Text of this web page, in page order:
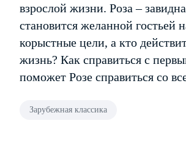
взрослой жизни. Роза –
становится желанной гостьей
корыстные цели, а кто
жизнь? Как справиться с
поможет Розе справиться со
Зарубежная классика